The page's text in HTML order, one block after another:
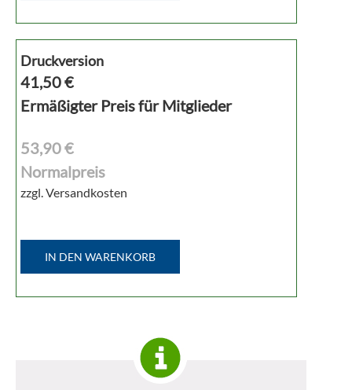
Druckversion
41,50€
Ermäßigter Preis für Mitglieder
53,90 €
Normalpreis
zzgl. Versandkosten
IN DEN WARENKORB